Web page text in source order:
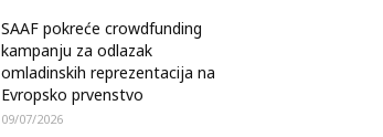
SAAF pokreće crowdfunding
kampanju za odlazak
omladinskih reprezentacija na
Evropsko prvenstvo
09/07/2026